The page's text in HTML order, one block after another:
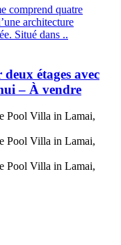
comprend quatre
architecture
Situé dans ..
étages avec
– À vendre